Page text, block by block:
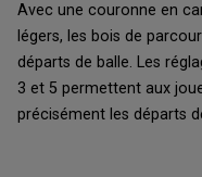
Avec une couronne en
légers, les bois de
départs de balle. Les
3 et 5 permettent aux
précisément les départs